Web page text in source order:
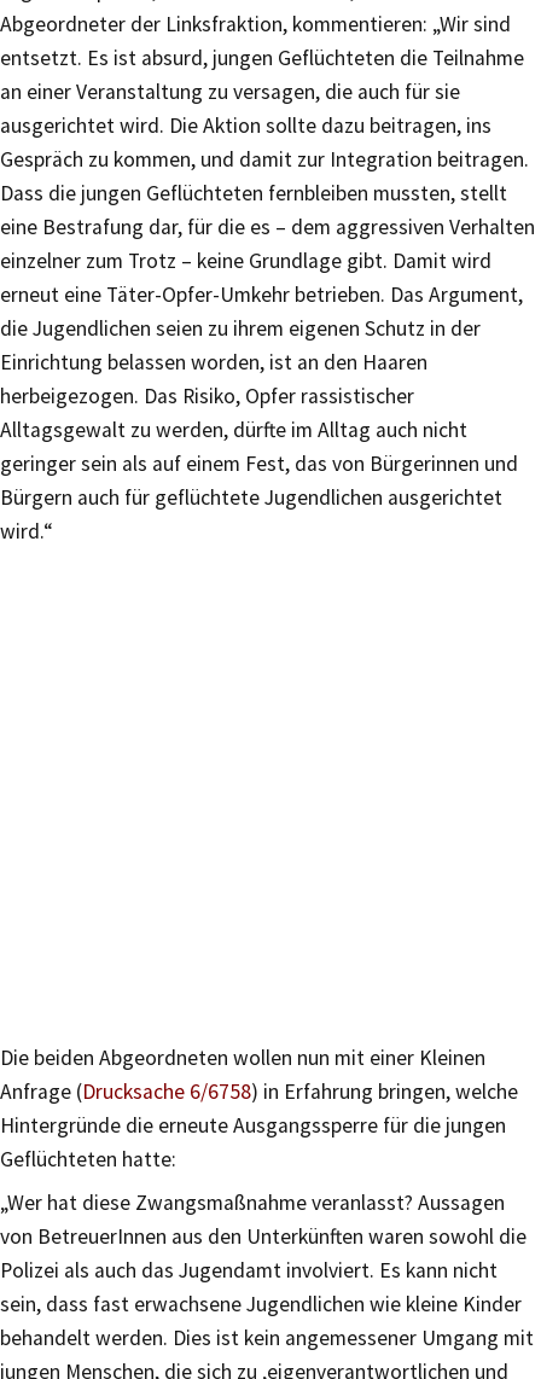
Abgeordneter der Linksfraktion, kommentieren: „Wir sind
entsetzt. Es ist absurd, jungen Geflüchteten die Teilnahme
an einer Veranstaltung zu versagen, die auch für sie
ausgerichtet wird. Die Aktion sollte dazu beitragen, ins
Gespräch zu kommen, und damit zur Integration beitragen.
Dass die jungen Geflüchteten fernbleiben mussten, stellt
eine Bestrafung dar, für die es – dem aggressiven Verhalten
einzelner zum Trotz – keine Grundlage gibt. Damit wird
erneut eine Täter-Opfer-Umkehr betrieben. Das Argument,
die Jugendlichen seien zu ihrem eigenen Schutz in der
Einrichtung belassen worden, ist an den Haaren
herbeigezogen. Das Risiko, Opfer rassistischer
Alltagsgewalt zu werden, dürfte im Alltag auch nicht
geringer sein als auf einem Fest, das von Bürgerinnen und
Bürgern auch für geflüchtete Jugendlichen ausgerichtet
wird.“
Die beiden Abgeordneten wollen nun mit einer Kleinen
Anfrage (Drucksache 6/6758) in Erfahrung bringen, welche
Hintergründe die erneute Ausgangssperre für die jungen
Geflüchteten hatte:
„Wer hat diese Zwangsmaßnahme veranlasst? Aussagen
von BetreuerInnen aus den Unterkünften waren sowohl die
Polizei als auch das Jugendamt involviert. Es kann nicht
sein, dass fast erwachsene Jugendlichen wie kleine Kinder
behandelt werden. Dies ist kein angemessener Umgang mit
jungen Menschen, die sich zu ‚eigenver­antwortlichen und